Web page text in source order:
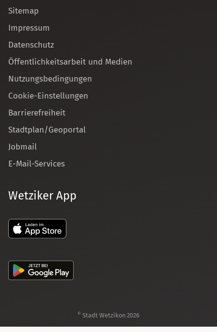
Sitemap
Impressum
Datenschutz
Öffentlichkeitsarbeit und Medien
Nutzungsbedingungen
Cookie-Einstellungen
Barrierefreiheit
Stadtplan/Geoportal
Jobmail
E-Mail-Services
Wetziker App
© Stadt Wetzikon 2026